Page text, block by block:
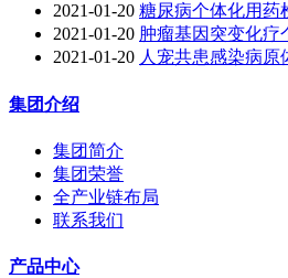
2021-01-20 糖尿病个体化用药
2021-01-20 肿瘤基因突变化疗
2021-01-20 人宠共患感染病原
集团介绍
集团简介
集团荣誉
全产业链布局
联系我们
产品中心